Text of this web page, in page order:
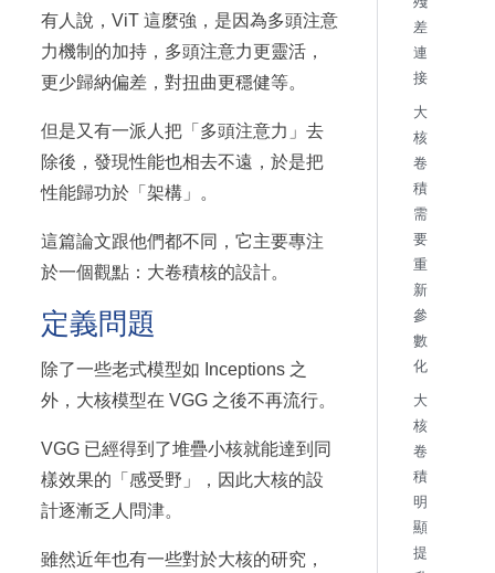
有人說，ViT 這麼強，是因為多頭注意
力機制的加持，多頭注意力更靈活，
更少歸納偏差，對扭曲更穩健等。
但是又有一派人把「多頭注意力」去
除後，發現性能也相去不遠，於是把
性能歸功於「架構」。
這篇論文跟他們都不同，它主要專注
於一個觀點：大卷積核的設計。
定義問題
除了一些老式模型如 Inceptions 之
外，大核模型在 VGG 之後不再流行。
VGG 已經得到了堆疊小核就能達到同
樣效果的「感受野」，因此大核的設
計逐漸乏人問津。
雖然近年也有一些對於大核的研究，
差
連
接
大
核
卷
積
需
要
重
新
參
數
化
大
核
卷
積
明
顯
提